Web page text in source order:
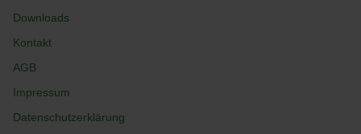
Downloads
Kontakt
AGB
Impressum
Datenschutzerklärung